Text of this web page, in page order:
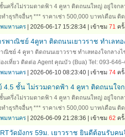
ครึ่งไม่รวมดาดฟ้า 4 คูหา ติดถนนใหญ่ อยู่ใจกล
ำธุรกิจอื่นๆ *** ราคาเช่า 500,000 บาท/เดือน ติด
มหานคร| 2026-06-17 15:28:34 | เข้าชม 71 ครั้
รพาณิชย์ 4คูหา ติดถนนเยาวราช ทำเลทอ
ณิชย์ 4 คูหา ติดถนนเยาวราช ทำเลทองใจกลาง
งเที่ยว ติดต่อ Agent คุณบัว (Bua) Tel: 093-646-
มหานคร| 2026-06-10 08:23:40 | เข้าชม 74ครั้
4.5 ชั้น ไม่รวมดาดฟ้า 4 คูหา ติดถนนใจก
ครึ่งไม่รวมดาดฟ้า 4 คูหา ติดถนนใหญ่ อยู่ใจกล
ำธุรกิจอื่นๆ *** ราคาเช่า 500,000 บาท/เดือน ติด
มหานคร| 2026-06-09 21:28:36 | เข้าชม 62 ครั้
วัดมังกร 59ม. เยาวราช ยินดีต้อนรับค